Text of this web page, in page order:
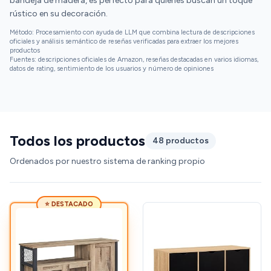
rústico en su decoración.
Método: Procesamiento con ayuda de LLM que combina lectura de descripciones
oficiales y análisis semántico de reseñas verificadas para extraer los mejores
productos
Fuentes: descripciones oficiales de Amazon, reseñas destacadas en varios idiomas,
datos de rating, sentimiento de los usuarios y número de opiniones
Todos los productos
48 productos
Ordenados por nuestro sistema de ranking propio
⭐ DESTACADO